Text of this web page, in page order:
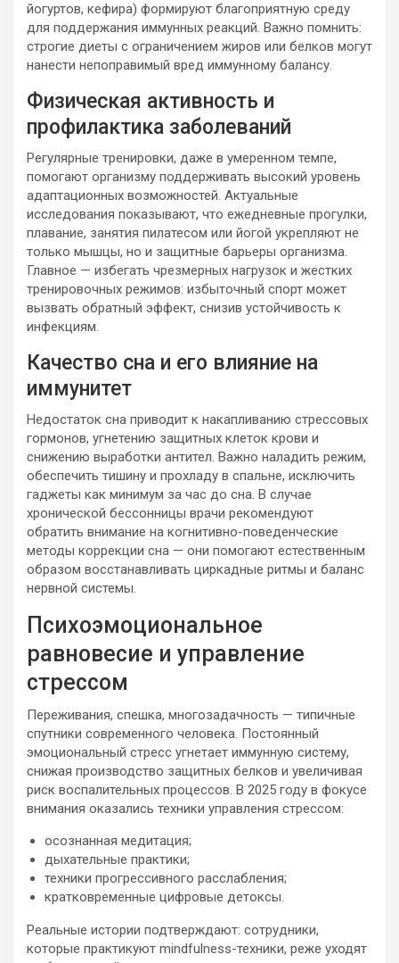
йогуртов, кефира) формируют благоприятную среду
для поддержания иммунных реакций. Важно помнить:
строгие диеты с ограничением жиров или белков могут
нанести непоправимый вред иммунному балансу.
Физическая активность и
профилактика заболеваний
Регулярные тренировки, даже в умеренном темпе,
помогают организму поддерживать высокий уровень
адаптационных возможностей. Актуальные
исследования показывают, что ежедневные прогулки,
плавание, занятия пилатесом или йогой укрепляют не
только мышцы, но и защитные барьеры организма.
Главное — избегать чрезмерных нагрузок и жестких
тренировочных режимов: избыточный спорт может
вызвать обратный эффект, снизив устойчивость к
инфекциям.
Качество сна и его влияние на
иммунитет
Недостаток сна приводит к накапливанию стрессовых
гормонов, угнетению защитных клеток крови и
снижению выработки антител. Важно наладить режим,
обеспечить тишину и прохладу в спальне, исключить
гаджеты как минимум за час до сна. В случае
хронической бессонницы врачи рекомендуют
обратить внимание на когнитивно-поведенческие
методы коррекции сна — они помогают естественным
образом восстанавливать циркадные ритмы и баланс
нервной системы.
Психоэмоциональное
равновесие и управление
стрессом
Переживания, спешка, многозадачность — типичные
спутники современного человека. Постоянный
эмоциональный стресс угнетает иммунную систему,
снижая производство защитных белков и увеличивая
риск воспалительных процессов. В 2025 году в фокусе
внимания оказались техники управления стрессом:
осознанная медитация;
дыхательные практики;
техники прогрессивного расслабления;
кратковременные цифровые детоксы.
Реальные истории подтверждают: сотрудники,
которые практикуют mindfulness-техники, реже уходят